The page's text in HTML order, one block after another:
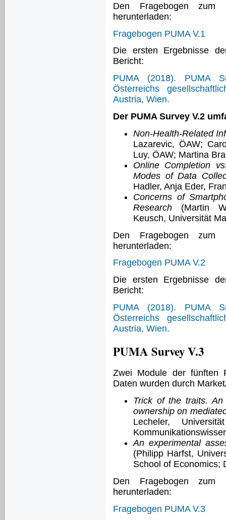
Den Fragebogen
herunterladen:
Fragebogen PUMA V.1
Die ersten Ergebnisse
Bericht:
PUMA (2018). PUMA
Österreichs
Austria, Wien.
Der PUMA Survey V.2
Non-Health-Related
Lazarevic, ÖAW;
Luy, ÖAW; Martina
Online Completion
Modes of Data
Hadler, Anja Eder,
Concerns of
Research (Martin
Keusch, Universität
Den Fragebogen
herunterladen:
Fragebogen PUMA V.2
Die ersten Ergebnisse
Bericht:
PUMA (2018). PUMA
Österreichs
Austria, Wien.
PUMA Survey V.3
Zwei Module der fünften
Daten wurden durch
Trick of the traits.
ownership on
Lecheler,
An experimental
(Philipp Harfst,
School of Economics;
Den Fragebogen
herunterladen:
Fragebogen PUMA V.3